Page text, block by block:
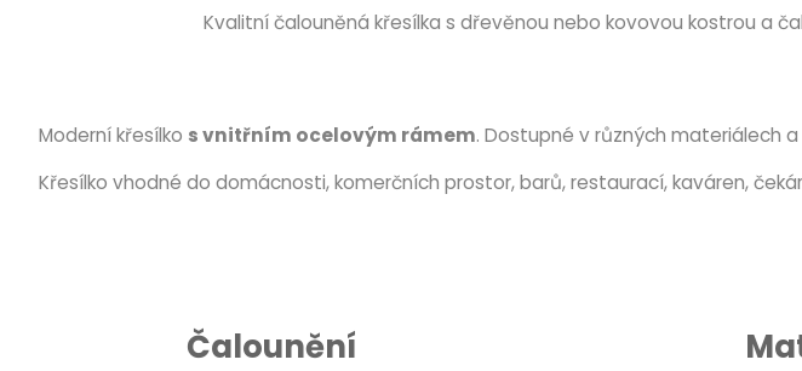
Kvalitní čalouněná křesílka s dřevěnou nebo kovovou kostrou a
Moderní křesílko s vnitřním ocelovým rámem. Dostupné v různých materiálech
Křesílko vhodné do domácnosti, komerčních prostor, barů, restaurací, kaváren,
Čalounění